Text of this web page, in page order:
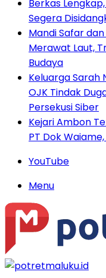
Berkas
Segera
Mandi Safar
Merawat Laut,
Budaya
Keluarga Sarah
OJK Tindak
Persekusi Siber
Kejari Ambon
PT Dok
YouTube
Menu